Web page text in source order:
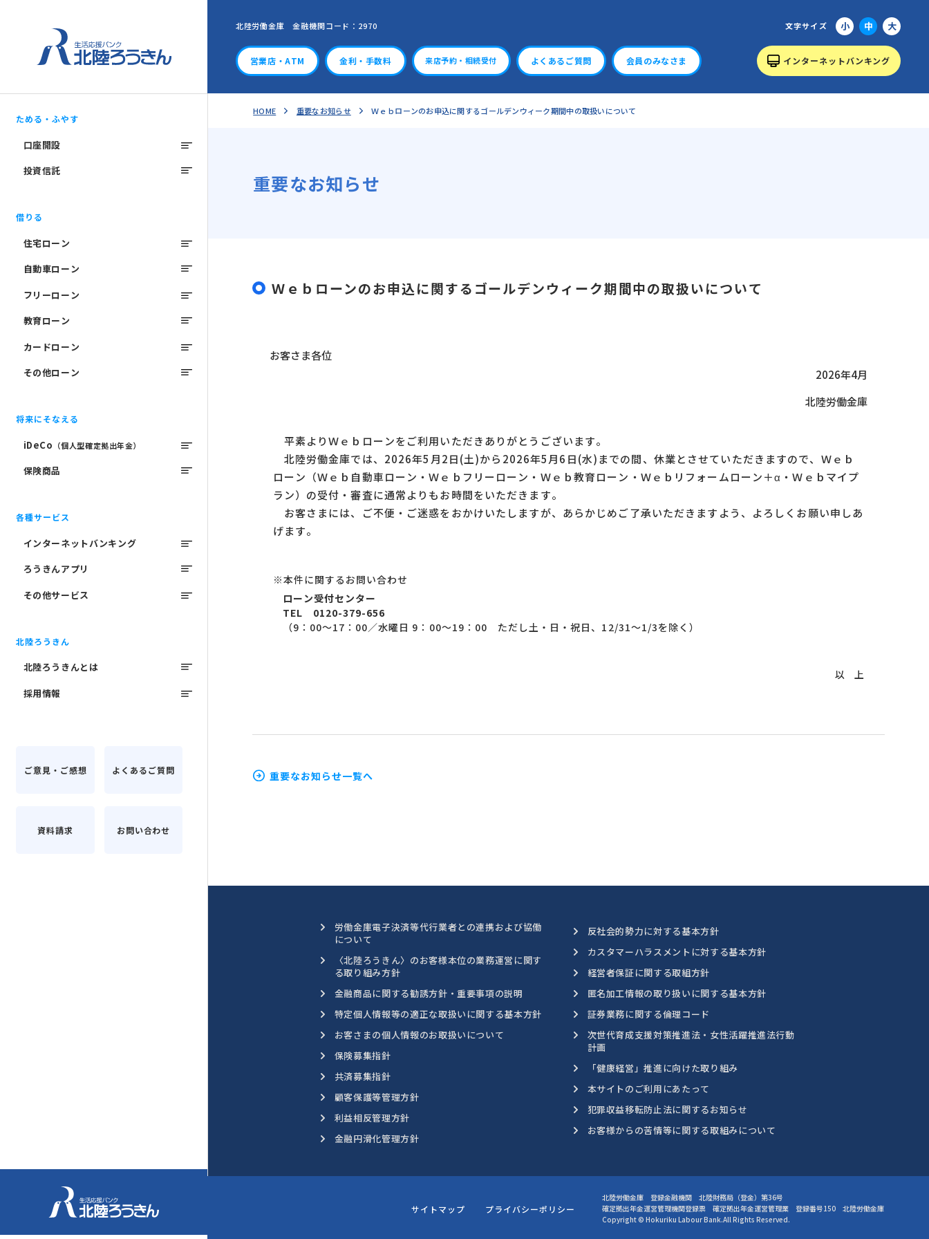
ためる・ふやす
口座開設
投資信託
借りる
住宅ローン
自動車ローン
フリーローン
教育ローン
カードローン
その他ローン
将来にそなえる
iDeCo （個人型確定拠出年金）
保険商品
各種サービス
インターネットバンキング
ろうきんアプリ
その他サービス
北陸ろうきん
北陸ろうきんとは
採用情報
ご意見・ご感想 よくあるご質問
資料請求 お問い合わせ
北陸労働金庫 金融機関コード：2970 文字サイズ 小 中 大
営業店・ATM 金利・手数料 来店予約・相続受付 よくあるご質問 会員のみなさま インターネットバンキング
HOME 重要なお知らせ Ｗｅｂローンのお申込に関するゴールデンウィーク期間中の取扱いについて
重要なお知らせ
Ｗｅｂローンのお申込に関するゴールデンウィーク期間中の取扱いについて
お客さま各位
2026年4月
北陸労働金庫
平素よりＷｅｂローンをご利用いただきありがとうございます。
北陸労働金庫では、2026年5月2日(土)から2026年5月6日(水)までの間、休業とさせていただきますので、Ｗｅｂ
ローン（Ｗｅｂ自動車ローン・Ｗｅｂフリーローン・Ｗｅｂ教育ローン・Ｗｅｂリフォームローン＋α・Ｗｅｂマイプ
ラン）の受付・審査に通常よりもお時間をいただきます。
お客さまには、ご不便・ご迷惑をおかけいたしますが、あらかじめご了承いただきますよう、よろしくお願い申しあ
げます。
※本件に関するお問い合わせ
ローン受付センター
TEL 0120-379-656
（9：00～17：00／水曜日 9：00～19：00 ただし土・日・祝日、12/31～1/3を除く）
以 上
重要なお知らせ一覧へ
労働金庫電子決済等代行業者との連携および協働
について
〈北陸ろうきん〉のお客様本位の業務運営に関す
る取り組み方針
金融商品に関する勧誘方針・重要事項の説明
特定個人情報等の適正な取扱いに関する基本方針
お客さまの個人情報のお取扱いについて
保険募集指針
共済募集指針
顧客保護等管理方針
利益相反管理方針
金融円滑化管理方針
反社会的勢力に対する基本方針
カスタマーハラスメントに対する基本方針
経営者保証に関する取組方針
匿名加工情報の取り扱いに関する基本方針
証券業務に関する倫理コード
次世代育成支援対策推進法・女性活躍推進法行動
計画
「健康経営」推進に向けた取り組み
本サイトのご利用にあたって
犯罪収益移転防止法に関するお知らせ
お客様からの苦情等に関する取組みについて
サイトマップ プライバシーポリシー
北陸労働金庫 登録金融機関 北陸財務局（登金）第36号
確定拠出年金運営管理機関登録票 確定拠出年金運営管理業登録番号150 北陸労働金庫
Copyright © Hokuriku Labour Bank.All Rights Reserved.